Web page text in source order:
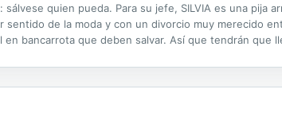
quien pueda. Para su jefe, SILVIA es una pija
sentido de la moda y con un divorcio muy merecido
bancarrota que deben salvar. Así que tendrán que